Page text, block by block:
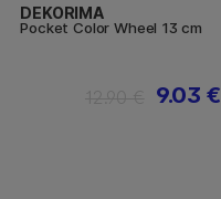
DEKORIMA
Pocket Color Wheel 13 cm
9.03 €